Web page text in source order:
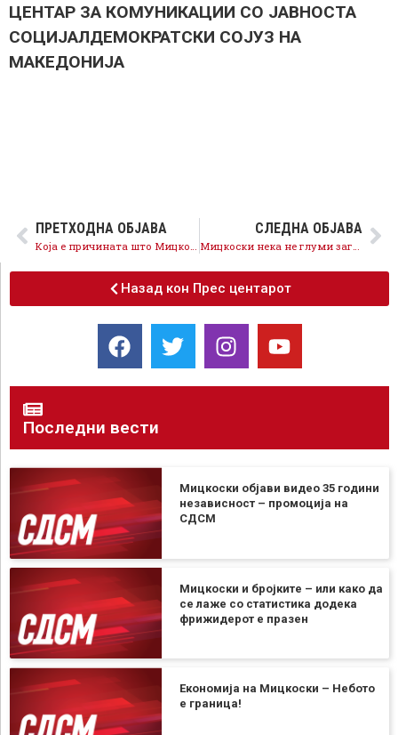
ЦЕНТАР ЗА КОМУНИКАЦИИ СО ЈАВНОСТА
СОЦИЈАЛДЕМОКРАТСКИ СОЈУЗ НА
МАКЕДОНИЈА
ПРЕТХОДНА ОБЈАВА
Која е причината што Мицкоски и ВМРО-ДПМНЕ не го кажуваат ставот за референдумот, дали се против ЕУ и НАТО?
СЛЕДНА ОБЈАВА
Мицкоски нека не глуми загриженост туку да каже јасен став за референдумот
Назад кон Прес центарот
Последни вести
Мицкоски објави видео 35 години
независност – промоција на
СДСМ
Мицкоски и бројките – или како да
се лаже со статистика додека
фрижидерот е празен
Економија на Мицкоски – Небото
е граница!